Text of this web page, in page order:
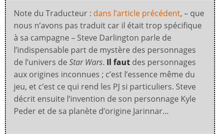
Note du Traducteur : dans l’article précédent, – que
nous n’avons pas traduit car il était trop spécifique
à sa campagne – Steve Darlington parle de
l’indispensable part de mystère des personnages
de l’univers de Star Wars. Il faut des personnages
aux origines inconnues ; c’est l’essence même du
jeu, et c’est ce qui rend les PJ si particuliers. Steve
décrit ensuite l’invention de son personnage Kyle
Peder et de sa planète d’origine Jarinnar…